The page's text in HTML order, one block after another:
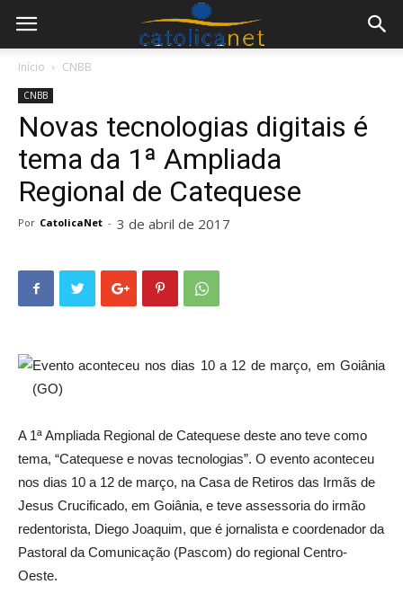
Início CNBB
CNBB
Novas tecnologias digitais é
tema da 1ª Ampliada
Regional de Catequese
Por CatolicaNet - 3 de abril de 2017
Evento aconteceu nos dias 10 a 12 de março, em Goiânia
(GO)
A 1ª Ampliada Regional de Catequese deste ano teve como
tema, “Catequese e novas tecnologias”. O evento aconteceu
nos dias 10 a 12 de março, na Casa de Retiros das Irmãs de
Jesus Crucificado, em Goiânia, e teve assessoria do irmão
redentorista, Diego Joaquim, que é jornalista e coordenador da
Pastoral da Comunicação (Pascom) do regional Centro-
Oeste.